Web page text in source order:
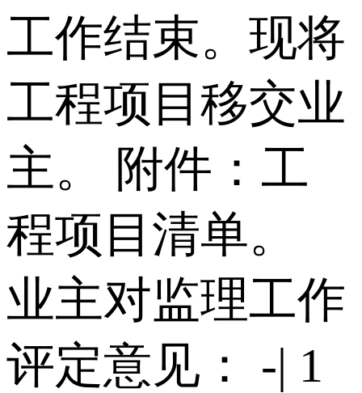
工作结束。现将
工程项目移交业
主。 附件：工
程项目清单。
业主对监理工作
评定意见： -| 1